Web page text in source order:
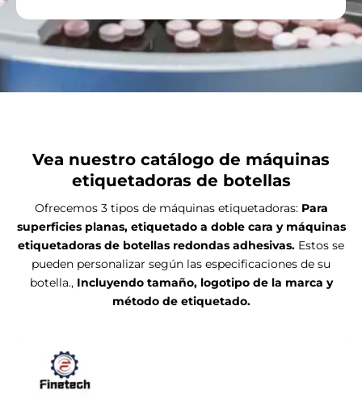
Vea nuestro catálogo de máquinas
etiquetadoras de botellas
Ofrecemos 3 tipos de máquinas etiquetadoras: Para
superficies planas, etiquetado a doble cara y máquinas
etiquetadoras de botellas redondas adhesivas. Estos se
pueden personalizar según las especificaciones de su
botella., Incluyendo tamaño, logotipo de la marca y
método de etiquetado.